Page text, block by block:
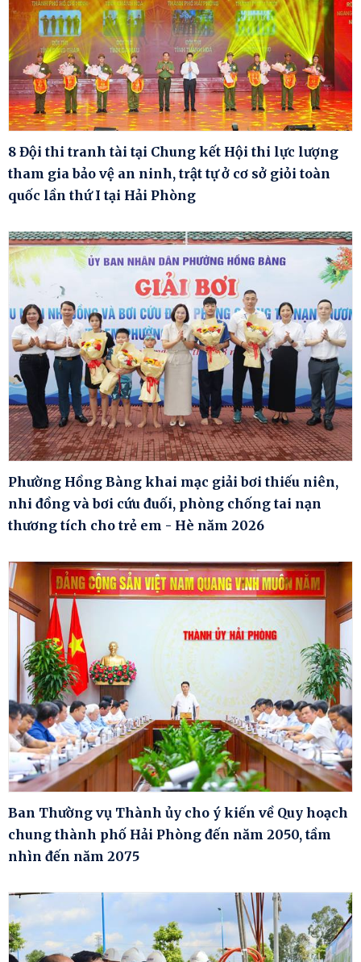
8 Đội thi tranh tài tại Chung kết Hội thi lực lượng
tham gia bảo vệ an ninh, trật tự ở cơ sở giỏi toàn
quốc lần thứ I tại Hải Phòng
Phường Hồng Bàng khai mạc giải bơi thiếu niên,
nhi đồng và bơi cứu đuối, phòng chống tai nạn
thương tích cho trẻ em - Hè năm 2026
Ban Thường vụ Thành ủy cho ý kiến về Quy hoạch
chung thành phố Hải Phòng đến năm 2050, tầm
nhìn đến năm 2075